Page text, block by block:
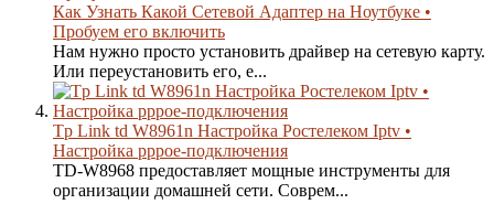
Как Узнать Какой Сетевой Адаптер на Ноутбуке •
Пробуем его включить
Нам нужно просто установить драйвер на сетевую карту.
Или переустановить его, е...
Tp Link td W8961n Настройка Ростелеком Iptv •
Настройка pppoe-подключения
TD-W8968 предоставляет мощные инструменты для
организации домашней сети. Соврем...